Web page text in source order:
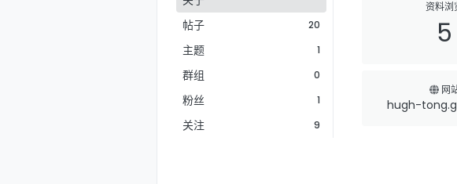
帖子
20
主题 1
群组 0
粉丝 1
关注 9
资料浏
5
网
hugh-